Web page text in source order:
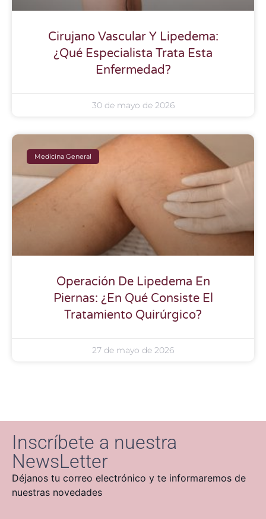
Cirujano Vascular Y Lipedema:
¿Qué Especialista Trata Esta
Enfermedad?
30 de mayo de 2026
Medicina General
Operación De Lipedema En
Piernas: ¿En Qué Consiste El
Tratamiento Quirúrgico?
27 de mayo de 2026
Inscríbete a nuestra
NewsLetter
Déjanos tu correo electrónico y te informaremos de
nuestras novedades